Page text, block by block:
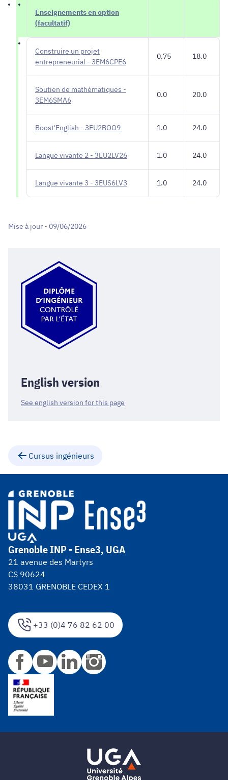
Enseignements en option
(facultatif)
Construire un projet
entrepreneurial - 3EM6CPE6
0.75 18.0
Soutien de mathématiques -
3EM6SMA6
0.0 20.0
Boost'English - 3EU2BOO9 1.0 24.0
Langue vivante 2 - 3EU2LV26 1.0 24.0
Langue vivante 3 - 3EUS6LV3 1.0 24.0
Mise à jour - 09/06/2026
English version
See english version for this page
Cursus ingénieurs
+33 (0)4 76 82 62 00
Grenoble INP - Ense3, UGA
21 avenue des Martyrs
CS 90624
38031 GRENOBLE CEDEX 1